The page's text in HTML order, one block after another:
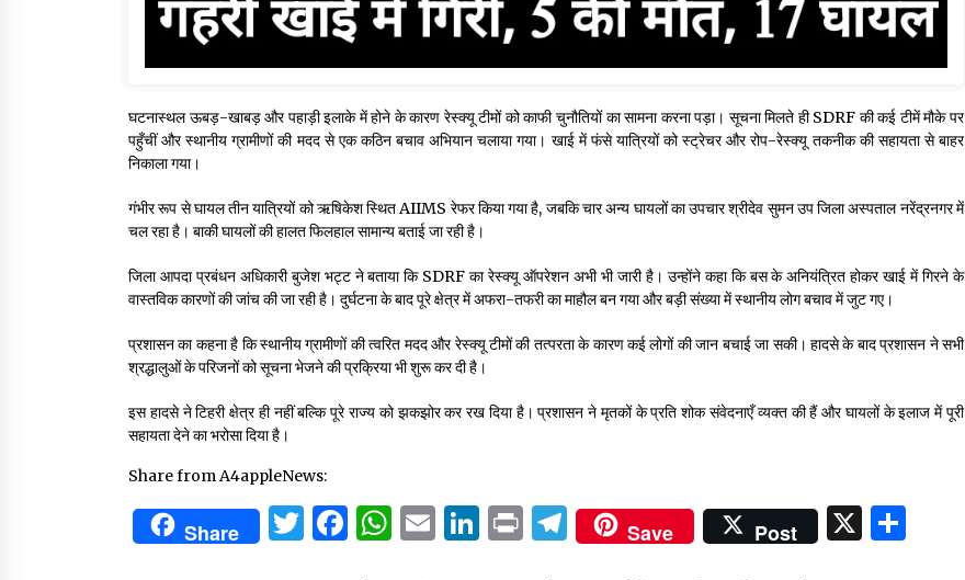
घटनास्थल ऊबड़-खाबड़ और पहाड़ी इलाके में होने के कारण रेस्क्यू टीमों को काफी चुनौतियों का सामना करना पड़ा। सूचना मिलते ही SDRF की कई टीमें मौके पर
पहुँचीं और स्थानीय ग्रामीणों की मदद से एक कठिन बचाव अभियान चलाया गया। खाई में फंसे यात्रियों को स्ट्रेचर और रोप-रेस्क्यू तकनीक की सहायता से बाहर
निकाला गया।
गंभीर रूप से घायल तीन यात्रियों को ऋषिकेश स्थित AIIMS रेफर किया गया है, जबकि चार अन्य घायलों का उपचार श्रीदेव सुमन उप जिला अस्पताल नरेंद्रनगर में
चल रहा है। बाकी घायलों की हालत फिलहाल सामान्य बताई जा रही है।
जिला आपदा प्रबंधन अधिकारी बुजेश भट्ट ने बताया कि SDRF का रेस्क्यू ऑपरेशन अभी भी जारी है। उन्होंने कहा कि बस के अनियंत्रित होकर खाई में गिरने के
वास्तविक कारणों की जांच की जा रही है। दुर्घटना के बाद पूरे क्षेत्र में अफरा-तफरी का माहौल बन गया और बड़ी संख्या में स्थानीय लोग बचाव में जुट गए।
प्रशासन का कहना है कि स्थानीय ग्रामीणों की त्वरित मदद और रेस्क्यू टीमों की तत्परता के कारण कई लोगों की जान बचाई जा सकी। हादसे के बाद प्रशासन ने सभी
श्रद्धालुओं के परिजनों को सूचना भेजने की प्रक्रिया भी शुरू कर दी है।
इस हादसे ने टिहरी क्षेत्र ही नहीं बल्कि पूरे राज्य को झकझोर कर रख दिया है। प्रशासन ने मृतकों के प्रति शोक संवेदनाएँ व्यक्त की हैं और घायलों के इलाज में पूरी
सहायता देने का भरोसा दिया है।
Share from A4appleNews:
Share Twitter
Facebook
WhatsApp
EmailLinkedIn
PrintTelegram
Save Post X